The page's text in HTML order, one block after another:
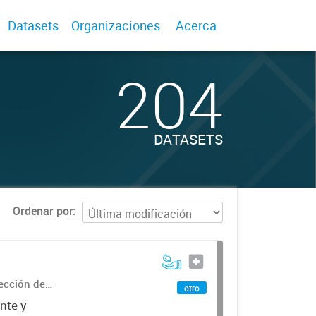
Datasets Organizaciones Acerca
204
DATASETS
Ordenar por
de
y
otro